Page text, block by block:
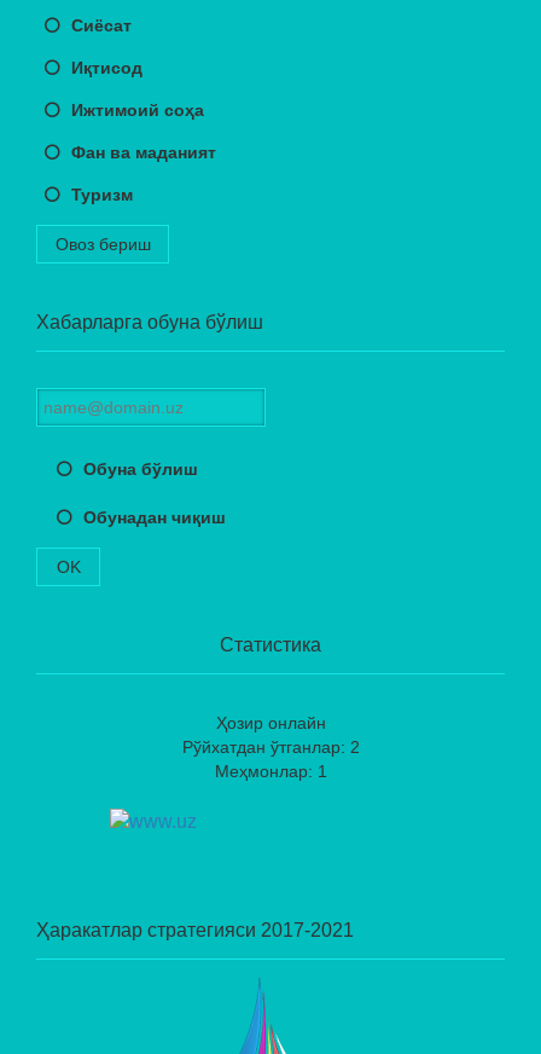
Сиёсат
Иқтисод
Ижтимоий соҳа
Фан ва маданият
Туризм
Овоз бериш
Хабарларга обуна бўлиш
Обуна бўлиш
Обунадан чиқиш
OK
Статистика
Ҳозир онлайн
Рўйхатдан ўтганлар: 2
Меҳмонлар: 1
Ҳаракатлар стратегияси 2017-2021